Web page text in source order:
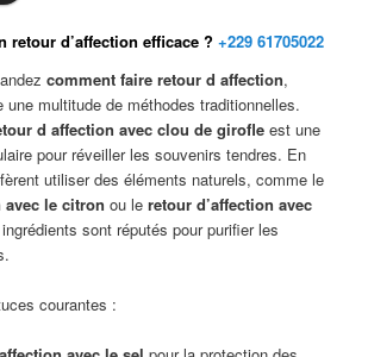
retour d’affection efficace ?+229 61705022
comment faire retour d affection,
une multitude de méthodes traditionnelles.
d affection avec clou de girofle est une
pour réveiller les souvenirs tendres. En
utiliser des éléments naturels, comme le
avec le citron ou leretour d’affection avec
sont réputés pour purifier les
courantes :